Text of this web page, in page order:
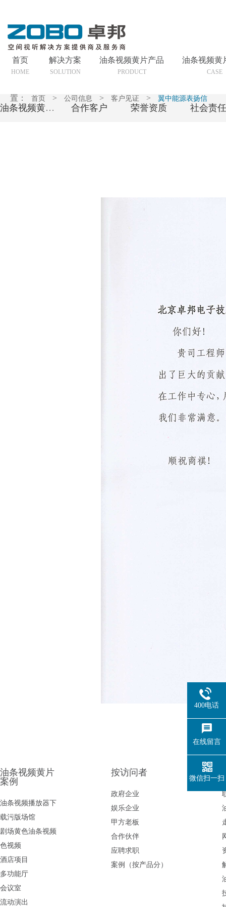
首页
HOME
解决方案
SOLUTION
油条视频黄片产品
PRODUCT
油条视频黄
CASE
置： 首页 > 公司信息 > 客户见证 > 翼中能源表扬信
油条视频黄片简介 合作客户 荣誉资质 社会责任
油条视频黄片
案例
油条视频播放器下
载污版场馆
剧场黄色油条视频
色视频
酒店项目
多功能厅
会议室
流动演出
按访问者
政府企业
娱乐企业
甲方老板
合作伙伴
应聘求职
案例（按产品分）
400电话
在线留言
微信扫一扫